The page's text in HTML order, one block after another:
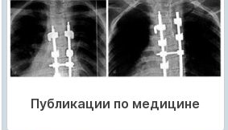
Публикации по медицине